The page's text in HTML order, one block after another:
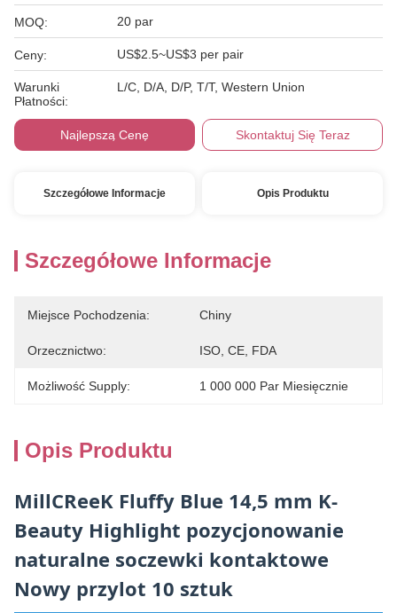
MOQ: 20 par
Ceny: US$2.5~US$3 per pair
Warunki
Płatności:
L/C, D/A, D/P, T/T, Western Union
Najlepszą Cenę Skontaktuj Się Teraz
Szczegółowe Informacje Opis Produktu
Szczegółowe Informacje
Miejsce Pochodzenia: Chiny
Orzecznictwo: ISO, CE, FDA
Możliwość Supply: 1 000 000 Par Miesięcznie
Opis Produktu
MillCReeK Fluffy Blue 14,5 mm K-
Beauty Highlight pozycjonowanie
naturalne soczewki kontaktowe
Nowy przylot 10 sztuk